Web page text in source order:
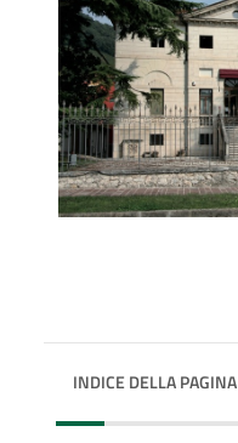
INDICE DELLA PAGINA